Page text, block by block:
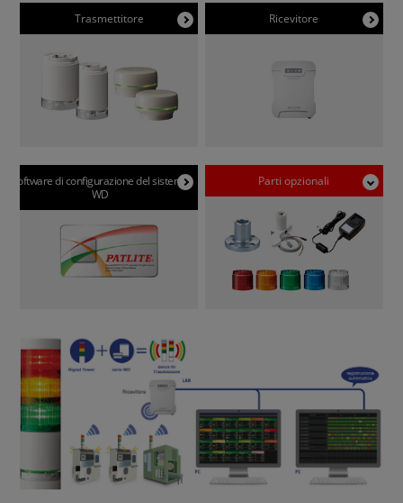
Trasmettitore Ricevitore
Software di configurazione del sistema
WD
Parti opzionali